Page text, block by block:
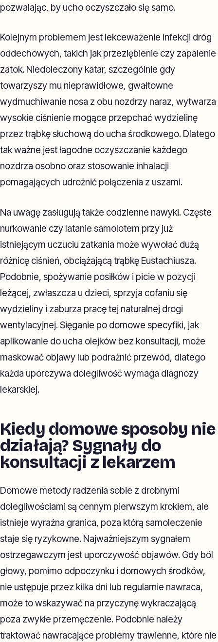
pozwalając, by ucho oczyszczało się samo.
Kolejnym problemem jest lekceważenie infekcji dróg
oddechowych, takich jak przeziębienie czy zapalenie
zatok. Niedoleczony katar, szczególnie gdy
towarzyszy mu nieprawidłowe, gwałtowne
wydmuchiwanie nosa z obu nozdrzy naraz, wytwarza
wysokie ciśnienie mogące przepchać wydzielinę
przez trąbkę słuchową do ucha środkowego. Dlatego
tak ważne jest łagodne oczyszczanie każdego
nozdrza osobno oraz stosowanie inhalacji
pomagających udrożnić połączenia z uszami.
Na uwagę zasługują także codzienne nawyki. Częste
nurkowanie czy latanie samolotem przy już
istniejącym uczuciu zatkania może wywołać dużą
różnicę ciśnień, obciążającą trąbkę Eustachiusza.
Podobnie, spożywanie posiłków i picie w pozycji
leżącej, zwłaszcza u dzieci, sprzyja cofaniu się
wydzieliny i zaburza pracę tej naturalnej drogi
wentylacyjnej. Sięganie po domowe specyfiki, jak
aplikowanie do ucha olejków bez konsultacji, może
maskować objawy lub podrażnić przewód, dlatego
każda uporczywa dolegliwość wymaga diagnozy
lekarskiej.
Kiedy domowe sposoby nie
działają? Sygnały do
konsultacji z lekarzem
Domowe metody radzenia sobie z drobnymi
dolegliwościami są cennym pierwszym krokiem, ale
istnieje wyraźna granica, poza którą samoleczenie
staje się ryzykowne. Najważniejszym sygnałem
ostrzegawczym jest uporczywość objawów. Gdy ból
głowy, pomimo odpoczynku i domowych środków,
nie ustępuje przez kilka dni lub regularnie nawraca,
może to wskazywać na przyczynę wykraczającą
poza zwykłe przemęczenie. Podobnie należy
traktować nawracające problemy trawienne, które nie